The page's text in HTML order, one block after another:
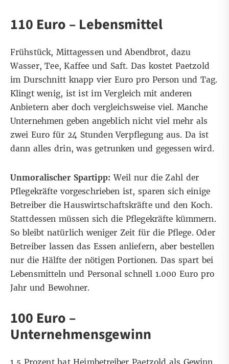
110 Euro – Lebensmittel
Frühstück, Mittagessen und Abendbrot, dazu
Wasser, Tee, Kaffee und Saft. Das kostet Paetzold
im Durschnitt knapp vier Euro pro Person und Tag.
Klingt wenig, ist ist im Vergleich mit anderen
Anbietern aber doch vergleichsweise viel. Manche
Unternehmen geben angeblich nicht viel mehr als
zwei Euro für 24 Stunden Verpflegung aus. Da ist
dann alles drin, was getrunken und gegessen wird.
Unmoralischer Spartipp:Weil nur die Zahl der
Pflegekräfte vorgeschrieben ist, sparen sich einige
Betreiber die Hauswirtschaftskräfte und den Koch.
Stattdessen müssen sich die Pflegekräfte kümmern.
So bleibt natürlich weniger Zeit für die Pflege. Oder
Betreiber lassen das Essen anliefern, aber bestellen
nur die Hälfte der nötigen Portionen. Das spart bei
Lebensmitteln und Personal schnell 1.000 Euro pro
Jahr und Bewohner.
100 Euro –
Unternehmensgewinn